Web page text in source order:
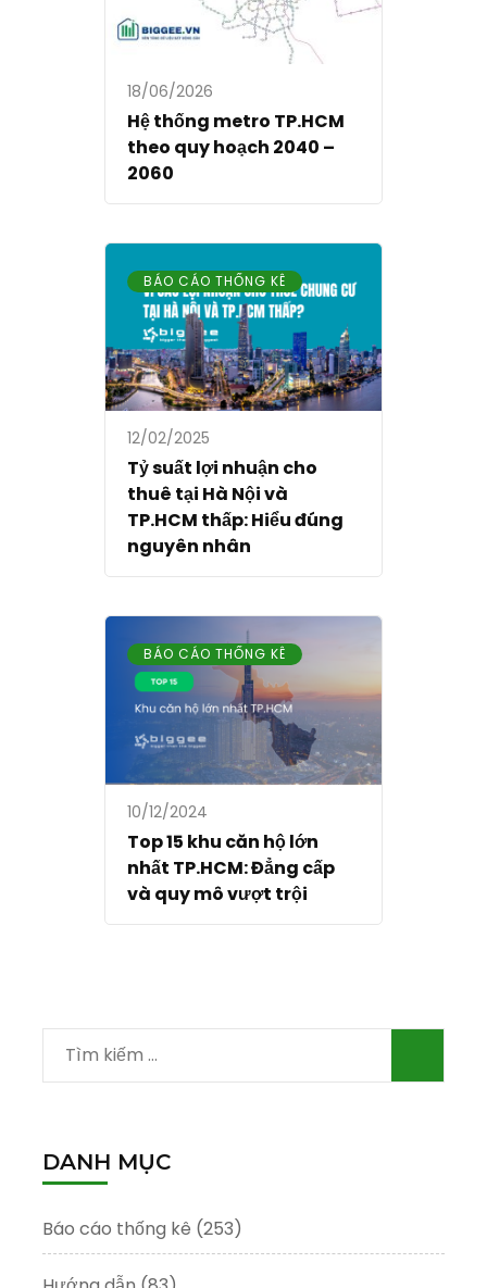
18/06/2026
Hệ thống metro TP.HCM
theo quy hoạch 2040 –
2060
BÁO CÁO THỐNG KÊ
12/02/2025
Tỷ suất lợi nhuận cho
thuê tại Hà Nội và
TP.HCM thấp: Hiểu đúng
nguyên nhân
BÁO CÁO THỐNG KÊ
10/12/2024
Top 15 khu căn hộ lớn
nhất TP.HCM: Đẳng cấp
và quy mô vượt trội
Tìm
kiếm
DANH MỤC
Báo cáo thống kê (253)